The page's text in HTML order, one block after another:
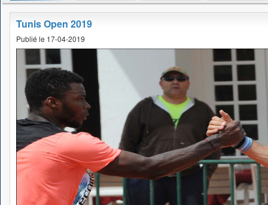
Tunis Open 2019
Publié le 17-04-2019